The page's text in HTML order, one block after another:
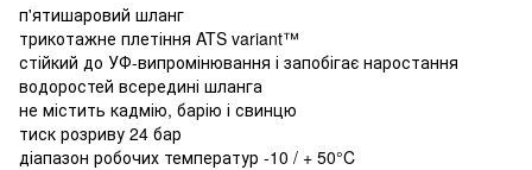
п'ятишаровий шланг
трикотажне плетіння ATS variant™
стійкий до УФ-випромінювання і запобігає наростання
водоростей всередині шланга
не містить кадмію, барію і свинцю
тиск розриву 24 бар
діапазон робочих температур -10 / + 50°C